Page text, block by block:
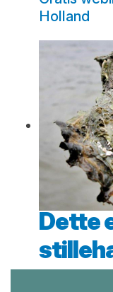
Holland
Dette